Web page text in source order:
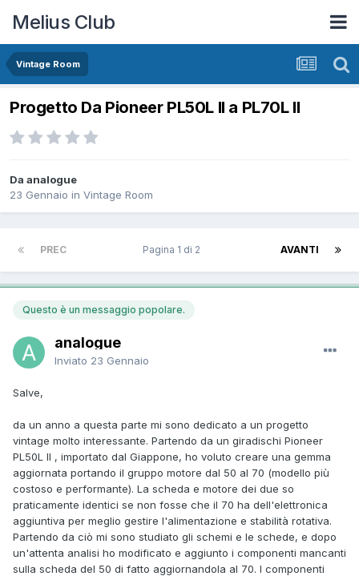
Melius Club
Vintage Room
Progetto Da Pioneer PL50L II a PL70L II
Da analogue
23 Gennaio in Vintage Room
PREC AVANTI
Pagina 1 di 2
Questo è un messaggio popolare.
analogue
Inviato 23 Gennaio
Salve,
da un anno a questa parte mi sono dedicato a un progetto
vintage molto interessante. Partendo da un giradischi Pioneer
PL50L II , importato dal Giappone, ho voluto creare una gemma
aggiornata portando il gruppo motore dal 50 al 70 (modello più
costoso e performante). La scheda e motore dei due so
praticamente identici se non fosse che il 70 ha dell'elettronica
aggiuntiva per meglio gestire l'alimentazione e stabilità rotativa.
Partendo da ciò mi sono studiato gli schemi e le schede, e dopo
un'attenta analisi ho modificato e aggiunto i componenti mancanti
sulla scheda del 50 di fatto aggiornandola al 70. I componenti